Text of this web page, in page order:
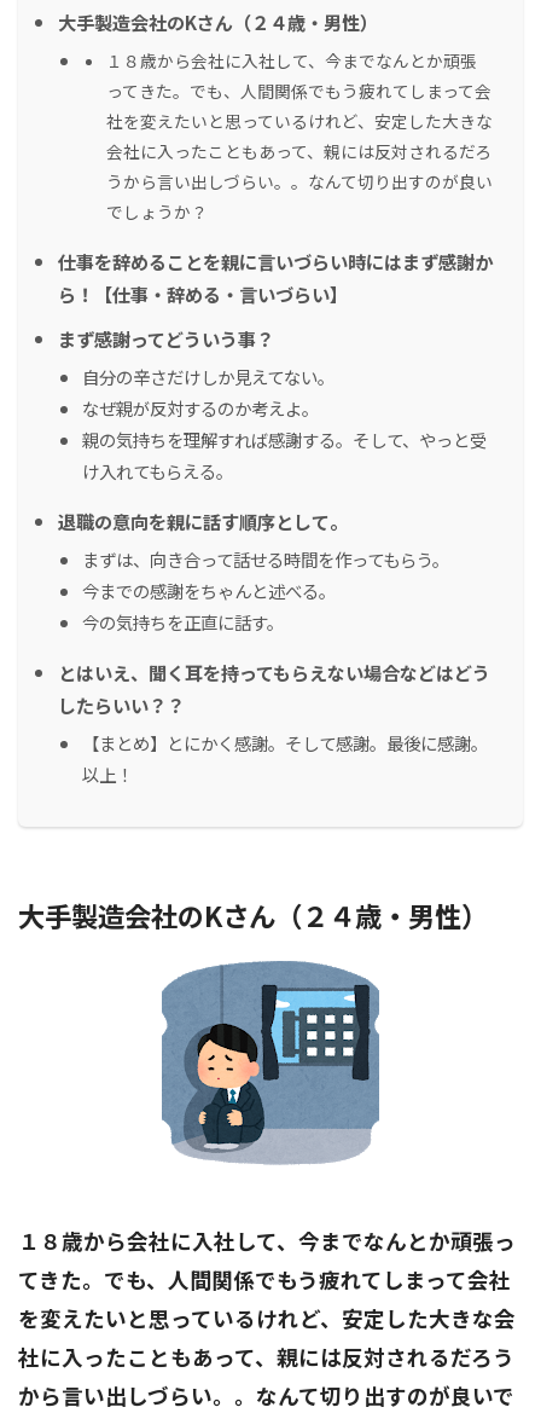
大手製造会社のKさん（２４歳・男性）
１８歳から会社に入社して、今までなんとか頑張
ってきた。でも、人間関係でもう疲れてしまって会
社を変えたいと思っているけれど、安定した大きな
会社に入ったこともあって、親には反対されるだろ
うから言い出しづらい。。なんて切り出すのが良い
でしょうか？
仕事を辞めることを親に言いづらい時にはまず感謝か
ら！【仕事・辞める・言いづらい】
まず感謝ってどういう事？
自分の辛さだけしか見えてない。
なぜ親が反対するのか考えよ。
親の気持ちを理解すれば感謝する。そして、やっと受
け入れてもらえる。
退職の意向を親に話す順序として。
まずは、向き合って話せる時間を作ってもらう。
今までの感謝をちゃんと述べる。
今の気持ちを正直に話す。
とはいえ、聞く耳を持ってもらえない場合などはどう
したらいい？？
【まとめ】とにかく感謝。そして感謝。最後に感謝。
以上！
大手製造会社のKさん（２４歳・男性）
１８歳から会社に入社して、今までなんとか頑張っ
てきた。でも、人間関係でもう疲れてしまって会社
を変えたいと思っているけれど、安定した大きな会
社に入ったこともあって、親には反対されるだろう
から言い出しづらい。。なんて切り出すのが良いで